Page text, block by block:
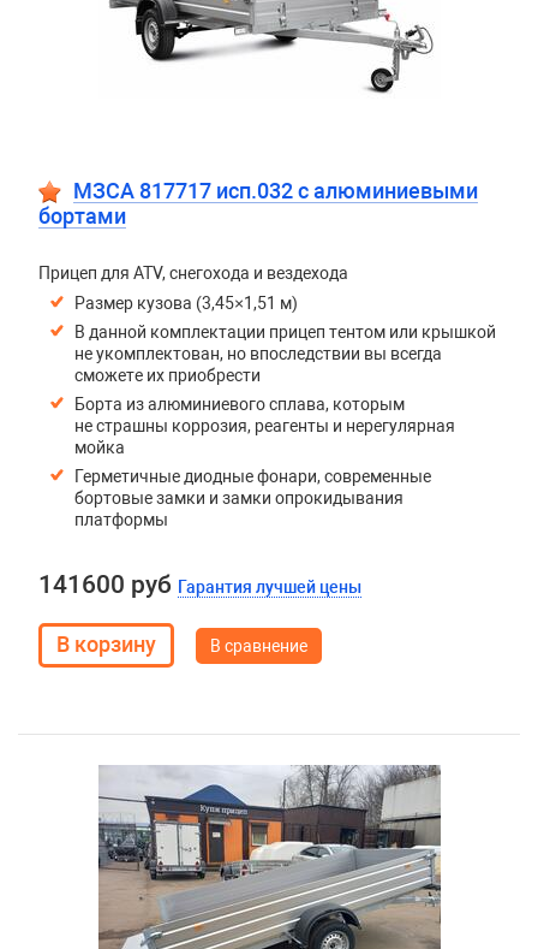
МЗСА 817717 исп.032 с алюминиевыми
бортами
Прицеп для ATV, снегохода и вездехода
Размер кузова (3,45×1,51 м)
В данной комплектации прицеп тентом или крышкой
не укомплектован, но впоследствии вы всегда
сможете их приобрести
Борта из алюминиевого сплава, которым
не страшны коррозия, реагенты и нерегулярная
мойка
Герметичные диодные фонари, современные
бортовые замки и замки опрокидывания
платформы
141600 руб Гарантия лучшей цены
В сравнение